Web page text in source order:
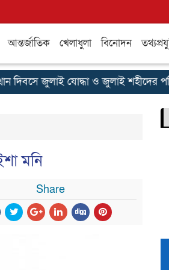
আন্তর্জাতিক খেলাধুলা বিনোদন
জুলাই যোদ্ধা ও জুলাই শহীদের
মনি
Share